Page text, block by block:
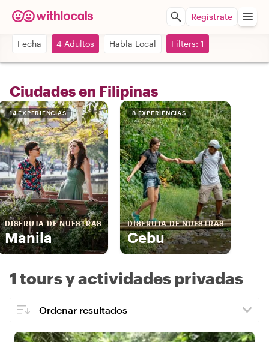
Regístrate
Fecha 4 Adultos Habla Local Filters: 1
Ciudades en Filipinas
14 EXPERIENCIAS
DISFRUTA DE NUESTRAS
Manila
8 EXPERIENCIAS
DISFRUTA DE NUESTRAS
Cebu
1 tours y actividades privadas